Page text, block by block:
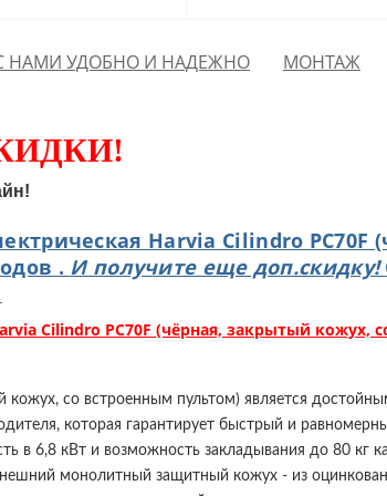
НАМИ УДОБНО И НАДЕЖНО МОНТАЖ
Harvia Cilindro
. И получите еще доп.скидку!
Cilindro PC70F (чёрная, закрытый
кожух, со встроенным пультом) является
которая гарантирует быстрый и
в 6,8 кВт и возможность закладывания до 80 кг
монолитный защитный кожух - из